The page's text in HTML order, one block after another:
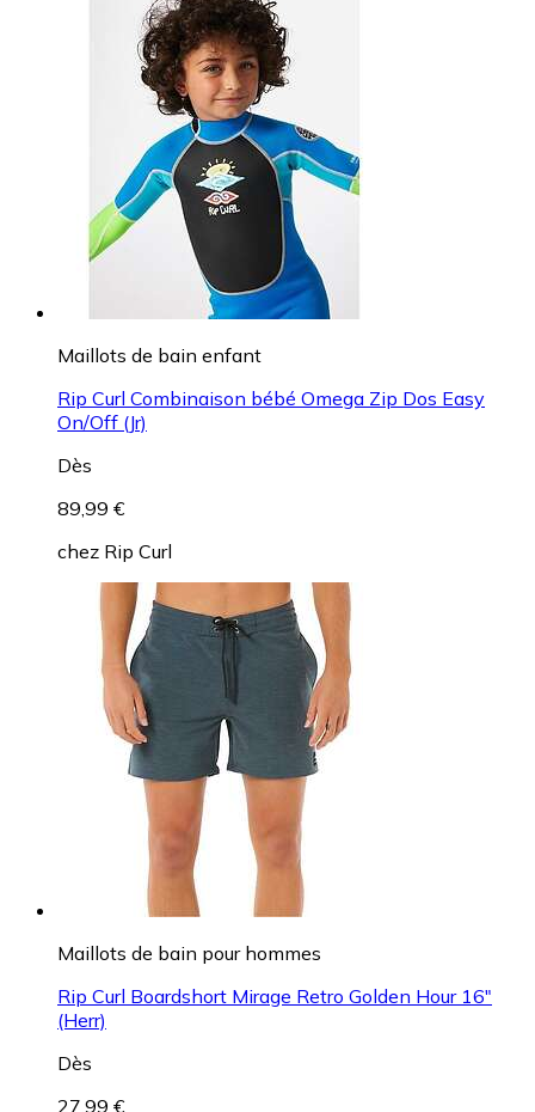
Maillots de bain enfant
Rip Curl Combinaison bébé Omega Zip Dos Easy
On/Off (Jr)
Dès
89,99 €
chez Rip Curl
Maillots de bain pour hommes
Rip Curl Boardshort Mirage Retro Golden Hour 16"
(Herr)
Dès
27,99 €